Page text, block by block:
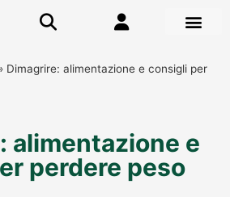
Dimagrire: alimentazione e consigli per
alimentazione e
perdere peso